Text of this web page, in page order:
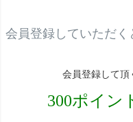
会員登録していただく
会員登録して頂
300ポイン